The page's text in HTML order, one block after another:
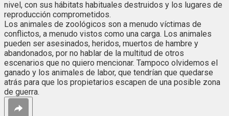
nivel, con sus hábitats habituales destruidos y los lugares de
reproducción comprometidos.
Los animales de zoológicos son a menudo víctimas de
conflictos, a menudo vistos como una carga. Los animales
pueden ser asesinados, heridos, muertos de hambre y
abandonados, por no hablar de la multitud de otros
escenarios que no quiero mencionar. Tampoco olvidemos el
ganado y los animales de labor, que tendrían que quedarse
atrás para que los propietarios escapen de una posible zona
de guerra.